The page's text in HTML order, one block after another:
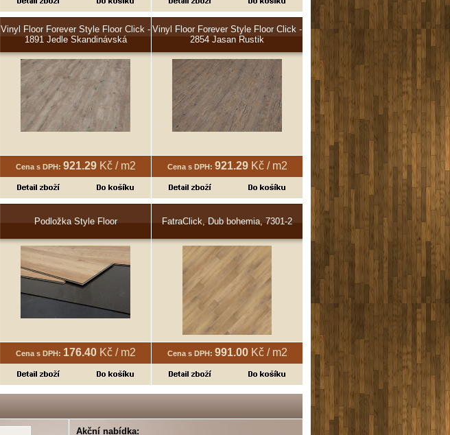
Vinyl Floor Forever Style Floor Click -
1891 Jedle Skandinávská
Cena s DPH: 921.29Kč / m2
Vinyl Floor Forever Style Floor Click -
2854 Jasan Rustik
Cena s DPH: 921.29Kč / m2
Podložka Style Floor
Cena s DPH: 176.40Kč / m2
FatraClick, Dub bohemia, 7301-2
Cena s DPH: 991.00Kč / m2
Akční nabídka: